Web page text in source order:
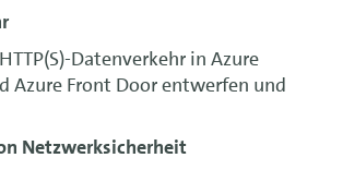
Datenverkehr in Azure
Azure Front Door entwerfen und
Netzwerksicherheit